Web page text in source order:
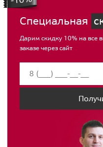
Специальная
Дарим скидку 10% на все
заказе через сайт